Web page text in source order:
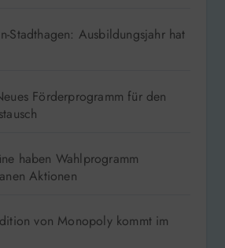
Stadthagen: Ausbildungsjahr hat
Förderprogramm für den
haben Wahlprogramm
Aktionen
von Monopoly kommt im